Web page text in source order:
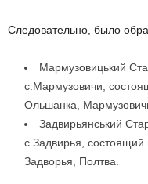
Следовательно, было
Мармузовицький
с.Мармузовичи,
Ольшанка,
Задвирьянський
с.Задвирья, состоящий
Задворья, Полтва.